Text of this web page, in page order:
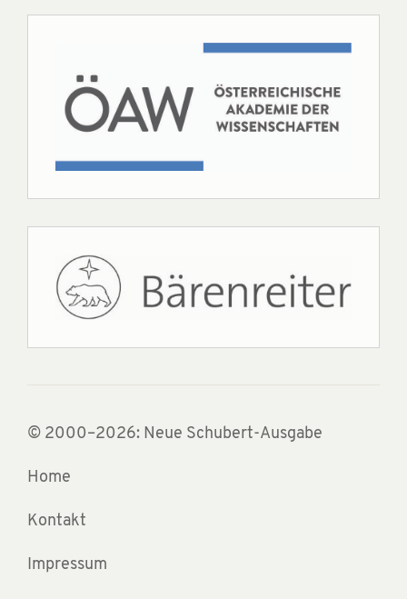
© 2000–2026: Neue Schubert-Ausgabe
Home
Kontakt
Impressum